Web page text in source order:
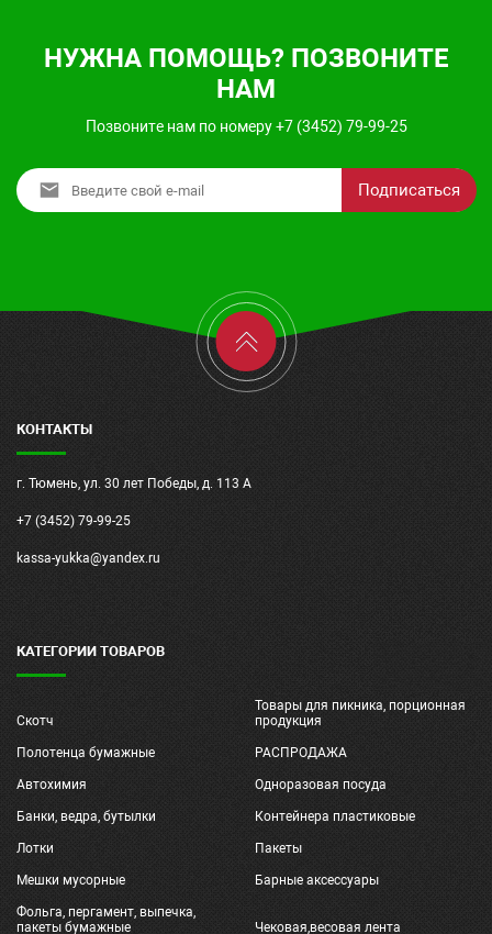
НУЖНА ПОМОЩЬ? ПОЗВОНИТЕ
НАМ
Позвоните нам по номеру +7 (3452) 79-99-25
Подписаться
КОНТАКТЫ
г. Тюмень, ул. 30 лет Победы, д. 113 А
+7 (3452) 79-99-25
kassa-yukka@yandex.ru
КАТЕГОРИИ ТОВАРОВ
Скотч
Товары для пикника, порционная
продукция
Полотенца бумажные РАСПРОДАЖА
Автохимия Одноразовая посуда
Банки, ведра, бутылки Контейнера пластиковые
Лотки Пакеты
Мешки мусорные Барные аксессуары
Фольга, пергамент, выпечка,
пакеты бумажные
Чековая,весовая лента